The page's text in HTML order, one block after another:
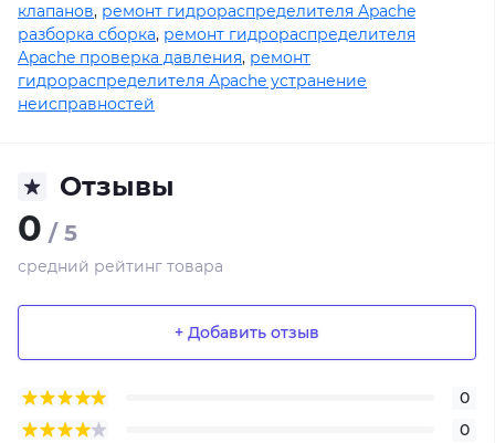
клапанов, ремонт гидрораспределителя Apache
разборка сборка, ремонт гидрораспределителя
Apache проверка давления, ремонт
гидрораспределителя Apache устранение
неисправностей
Отзывы
0 / 5
средний рейтинг товара
+ Добавить отзыв
0
0